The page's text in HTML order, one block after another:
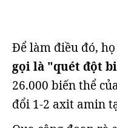
Để làm điều đó,
gọi là "quét đột
26.000 biến thể
đổi 1-2 axit amin